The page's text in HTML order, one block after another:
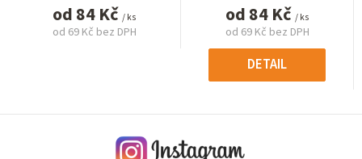
od84 Kč / ks
od 69 Kč bez DPH
od84 Kč / ks
od 69 Kč bez DPH
Měrná
cena:
DETAIL